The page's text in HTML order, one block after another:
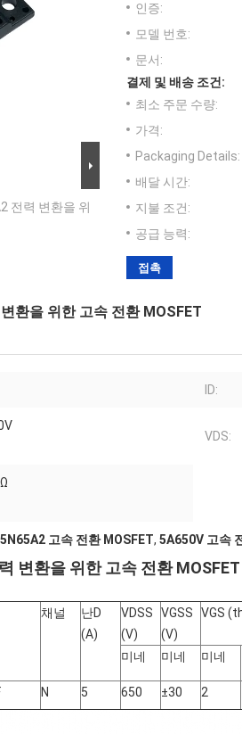
전력 변환을 위
인증:
모델 번호:
문서:
결제 및 배송 조건:
최소 주문 수량:
가격:
Packaging Details:
배달 시간:
지불 조건:
공급 능력:
접촉
환을 위한 고속 전환 MOSFET
ID:
VDS:
고속 전환 MOSFET, 5A650V 고속
변환을 위한 고속 전환 MOSFET
채널 난D
(A)
VDSS
(V)
VGSS
(V)
VGS
미네
미네 미네
N 5 650 ±30 2